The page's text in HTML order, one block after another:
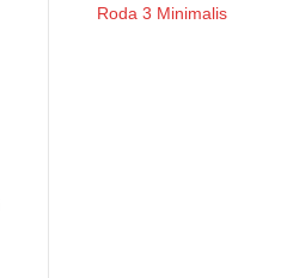
Roda 3 Minimalis